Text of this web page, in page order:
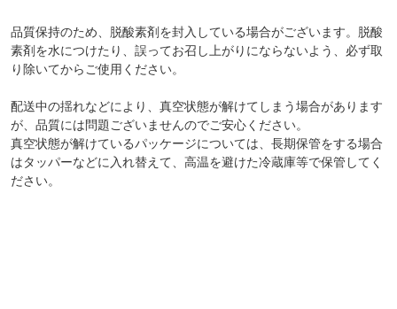
品質保持のため、脱酸素剤を封入している場合がございます。脱酸
素剤を水につけたり、誤ってお召し上がりにならないよう、必ず取
り除いてからご使用ください。
配送中の揺れなどにより、真空状態が解けてしまう場合があります
が、品質には問題ございませんのでご安心ください。
真空状態が解けているパッケージについては、長期保管をする場合
はタッパーなどに入れ替えて、高温を避けた冷蔵庫等で保管してく
ださい。